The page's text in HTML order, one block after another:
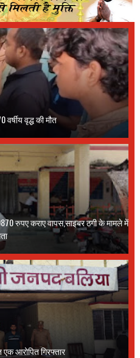
वृद्ध की मौत
रुपए कराए वापस,साइबर ठगी के मामले में
आरोपित गिरफ्तार